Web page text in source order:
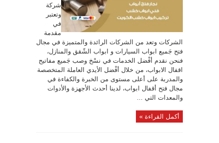
شركة
وتعتبر
في
مقدمة
الشركات وتعد من الشركات الرائدة والمتميزة في مجال
فتح جَميع ابواب السيارات و ابواب الشّقق والمنازل،
فنحن نقدم أفْضل الخدمات في نسْخ وصب جَميع مفاتيح
اقفال الابواب، من خلال أفْضل الأيدي العاملة المتخصصة
والمدربة على أعلى مستوى من الخبرة والكفاءة في
مجال فتح أقفال ابواب، لدينا أحدث الأجهزة والأدوات
والمعدات التي ...
أكمل القراءة »